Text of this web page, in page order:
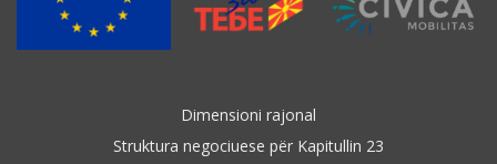
Dimensioni rajonal
Struktura negociuese për Kapitullin 23